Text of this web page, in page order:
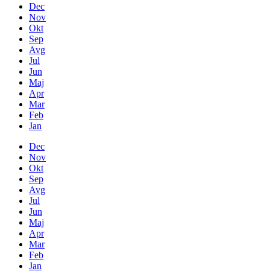
Dec
Nov
Okt
Sep
Avg
Jul
Jun
Maj
Apr
Mar
Feb
Jan
Dec
Nov
Okt
Sep
Avg
Jul
Jun
Maj
Apr
Mar
Feb
Jan